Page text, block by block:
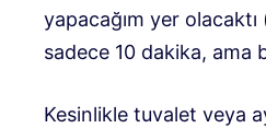
yapacağım yer
sadece 10 dakika, ama
Kesinlikle tuvalet veya